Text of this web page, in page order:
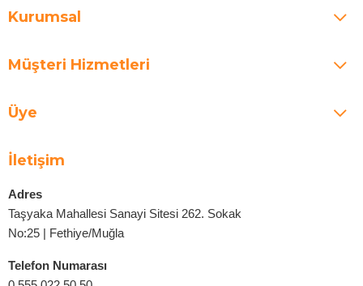
Kurumsal
Müşteri Hizmetleri
Üye
İletişim
Adres
Taşyaka Mahallesi Sanayi Sitesi 262. Sokak
No:25 | Fethiye/Muğla
Telefon Numarası